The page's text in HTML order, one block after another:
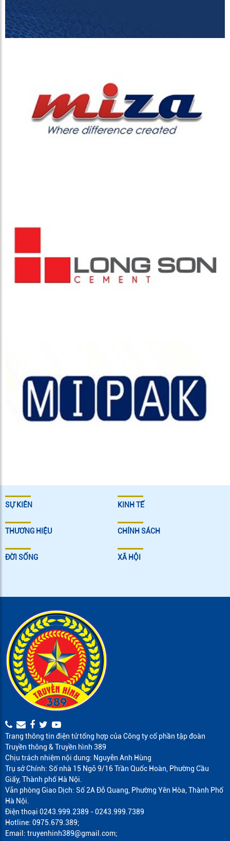
SỰ KIÊN KINH TẾ
THƯƠNG HIỆU CHÍNH SÁCH
ĐỜI SỐNG XÃ HỘI
Trang thông tin điện tử tổng hợp của Công ty cổ phần tập đoàn
Truyền thông & Truyền hình 389
Chịu trách nhiệm nội dung: Nguyễn Anh Hùng
Trụ sở Chính: Số nhà 15 Ngõ 9/16 Trần Quốc Hoàn, Phường Cầu
Giấy, Thành phố Hà Nội.
Văn phòng Giao Dịch: Số 2A Đỗ Quang, Phường Yên Hòa, Thành Phố
Hà Nội.
Điện thoại 0243.999.2389 - 0243.999.7389
Hotline: 0975.679.389;
Email: truyenhinh389@gmail.com;